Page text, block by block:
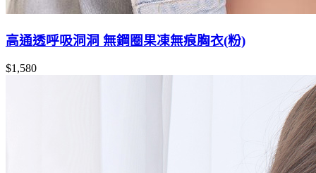
高通透呼吸洞洞 無鋼圈果凍無痕胸衣(粉)
$1,580